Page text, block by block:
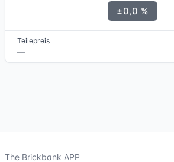
±0,0 %
Teilepreis
—
The Brickbank APP